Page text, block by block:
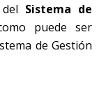
Sistema de
puede ser
de Gestión